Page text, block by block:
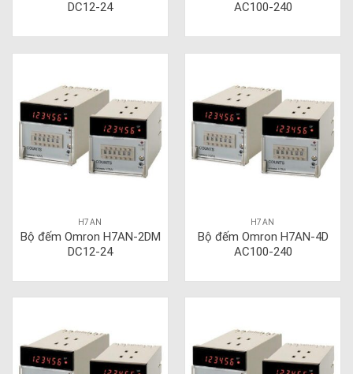
DC12-24
AC100-240
H7AN
Bộ đếm Omron H7AN-2DM
DC12-24
H7AN
Bộ đếm Omron H7AN-4D
AC100-240